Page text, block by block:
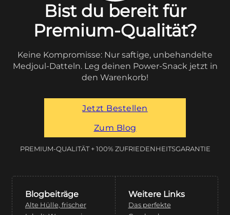
Bist du bereit für
Premium-Qualität?
Keine Kompromisse: Nur saftige, unbehandelte
Medjoul-Datteln. Leg deinen Power-Snack jetzt in
den Warenkorb!
Jetzt Bestellen
Zum Blog
PREMIUM-QUALITÄT + 100% ZUFRIEDENHEITSGARANTIE
Blogbeiträge
Alte Hülle, frischer
Weitere Links
Das perfekte